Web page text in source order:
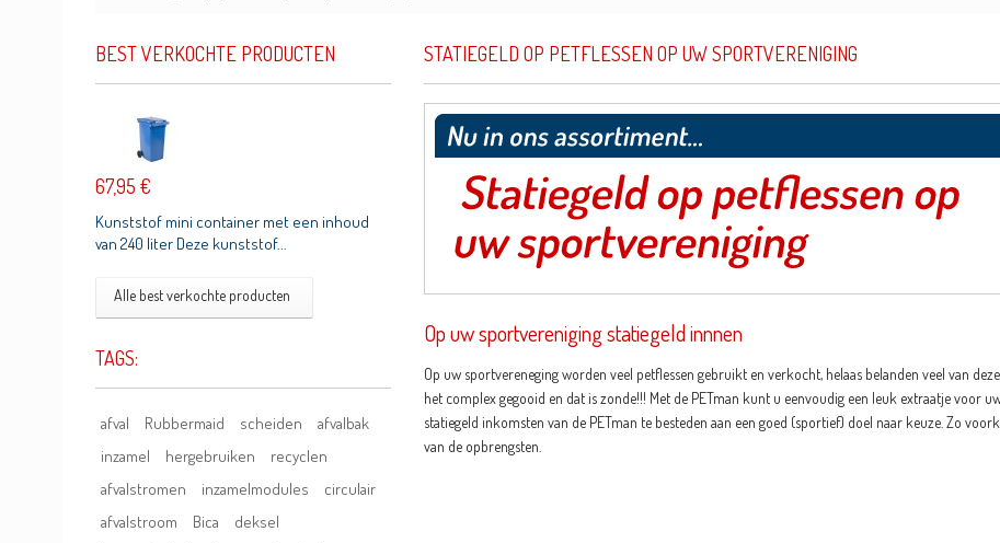
BEST VERKOCHTE PRODUCTEN
67,95 €
Kunststof mini container met een inhoud
van 240 liter Deze kunststof...
Alle best verkochte producten
TAGS:
afval Rubbermaid scheiden
afvalbak
inzamel
hergebruiken
recyclen
afvalstromen
inzamelmodules
circulair
afvalstroom
Bica
deksel
STATIEGELD OP PETFLESSEN OP UW SPORTVERENIGING
Op uw sportvereniging statiegeld innnen
Op uw sportvereneging worden veel petflessen gebruikt en verkocht, helaas belanden veel van
het complex gegooid en dat is zonde!!! Met de PETman kunt u eenvoudig een leuk extraatje voor
statiegeld inkomsten van de PETman te besteden aan een goed (sportief) doel naar keuze. Zo
van de opbrengsten.